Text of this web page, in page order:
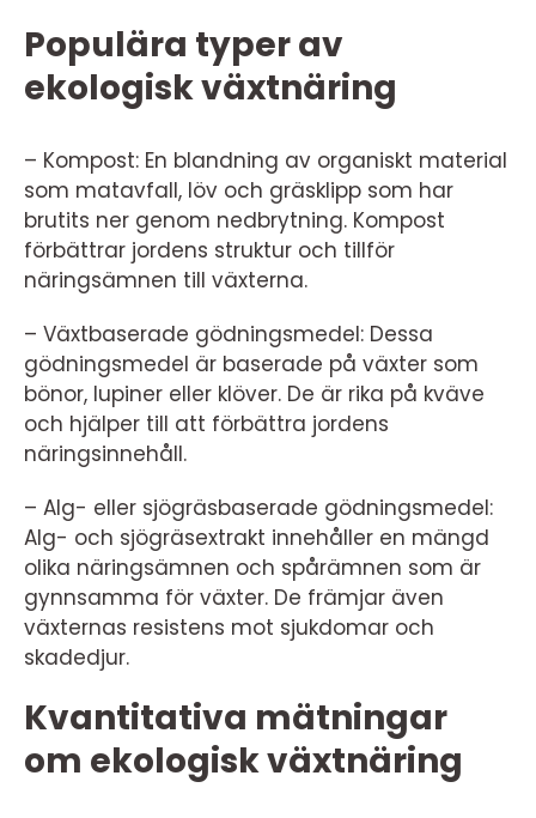
Populära typer av
ekologisk växtnäring
– Kompost: En blandning av organiskt material
som matavfall, löv och gräsklipp som har
brutits ner genom nedbrytning. Kompost
förbättrar jordens struktur och tillför
näringsämnen till växterna.
– Växtbaserade gödningsmedel: Dessa
gödningsmedel är baserade på växter som
bönor, lupiner eller klöver. De är rika på kväve
och hjälper till att förbättra jordens
näringsinnehåll.
– Alg- eller sjögräsbaserade gödningsmedel:
Alg- och sjögräsextrakt innehåller en mängd
olika näringsämnen och spårämnen som är
gynnsamma för växter. De främjar även
växternas resistens mot sjukdomar och
skadedjur.
Kvantitativa mätningar
om ekologisk växtnäring